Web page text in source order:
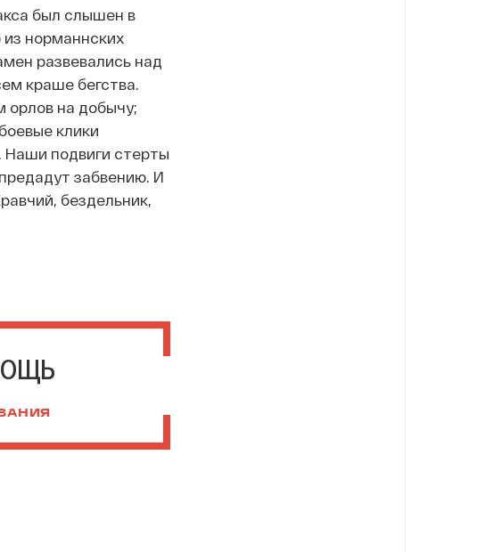
был слышен в
норманнских
развевались над
краше бегства.
орлов на добычу;
клики
Наши подвиги стерты
забвению. И
бездельник,